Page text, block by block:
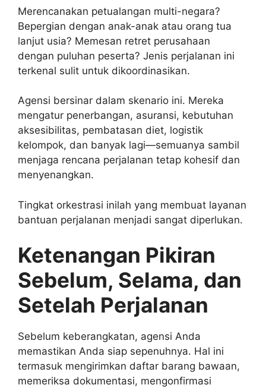
Merencanakan petualangan multi-negara?
Bepergian dengan anak-anak atau orang tua
lanjut usia? Memesan retret perusahaan
dengan puluhan peserta? Jenis perjalanan ini
terkenal sulit untuk dikoordinasikan.
Agensi bersinar dalam skenario ini. Mereka
mengatur penerbangan, asuransi, kebutuhan
aksesibilitas, pembatasan diet, logistik
kelompok, dan banyak lagi—semuanya sambil
menjaga rencana perjalanan tetap kohesif dan
menyenangkan.
Tingkat orkestrasi inilah yang membuat layanan
bantuan perjalanan menjadi sangat diperlukan.
Ketenangan Pikiran
Sebelum, Selama, dan
Setelah Perjalanan
Sebelum keberangkatan, agensi Anda
memastikan Anda siap sepenuhnya. Hal ini
termasuk mengirimkan daftar barang bawaan,
memeriksa dokumentasi, mengonfirmasi